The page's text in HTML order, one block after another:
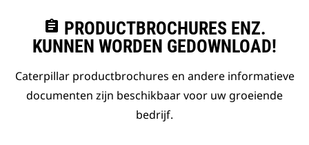
assignment PRODUCTBROCHURES ENZ.
KUNNEN WORDEN GEDOWNLOAD!
Caterpillar productbrochures en andere informatieve
documenten zijn beschikbaar voor uw groeiende
bedrijf.